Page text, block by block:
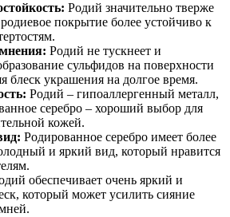
Родий значительно тверже
покрытие более устойчиво к
Родий не тускнеет и
сульфидов на поверхности
блеск украшения на долгое время.
Родий – гипоаллергенный металл,
серебро – хороший выбор для
кожей.
Родированное серебро имеет более
и яркий вид, который нравится
обеспечивает очень яркий и
который может усилить сияние